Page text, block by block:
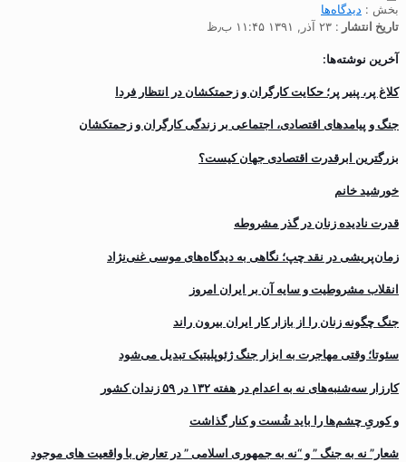
بخش : دیدگاه‌ها
تاریخ انتشار : ۲۳ آذر, ۱۳۹۱ ۱۱:۴۵ ب٫ظ
آخرین نوشته‌ها:
کلاغ پر، پنیر پر؛ حکایت کارگران و زحمتکشان در انتظار فردا
جنگ و پیامدهای اقتصادی، اجتماعی بر زندگی کارگران و زحمتکشان
بزرگترین ابرقدرت اقتصادی جهان کیست؟
خورشید خانم
قدرت نادیده زنان در گذر مشروطه
زمان‌پریشی در نقد چپ؛ نگاهی به دیدگاه‌های موسی غنی‌نژاد
انقلاب مشروطیت و سایه آن بر ایران امروز
جنگ چگونه زنان را از بازار کار ایران بیرون راند
سئوتا؛ وقتی مهاجرت به ابزار جنگ ژئوپلیتیک تبدیل می‌شود
کارزار سه‌شنبه‌های نه به اعدام در هفته ۱۳۲ در ۵۹ زندان کشور
و کوریِ چشم‌ها را باید شُست و کنار گذاشت
شعار” نه به جنگ ” و “نه به جمهوری اسلامی ” در تعارض با واقعیت های موجود